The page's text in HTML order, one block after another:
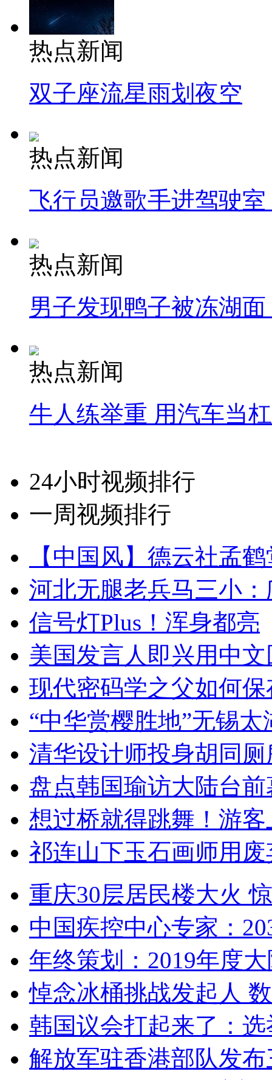
热点新闻
双子座流星雨划夜空
热点新闻
飞行员邀歌手进驾驶
热点新闻
男子发现鸭子被冻湖
热点新闻
牛人练举重 用汽车当
24小时视频排行
一周视频排行
【中国风】德云社孟
河北无腿老兵马三小
信号灯Plus！浑身都亮
美国发言人即兴用中
现代密码学之父如何
“中华赏樱胜地”无锡
清华设计师投身胡同
盘点韩国瑜访大陆台
想过桥就得跳舞！游客
祁连山下玉石画师用
重庆30层居民楼大火
中国疾控中心专家：
年终策划：2019年度
悼念冰桶挑战发起人
韩国议会打起来了：
解放军驻香港部队发